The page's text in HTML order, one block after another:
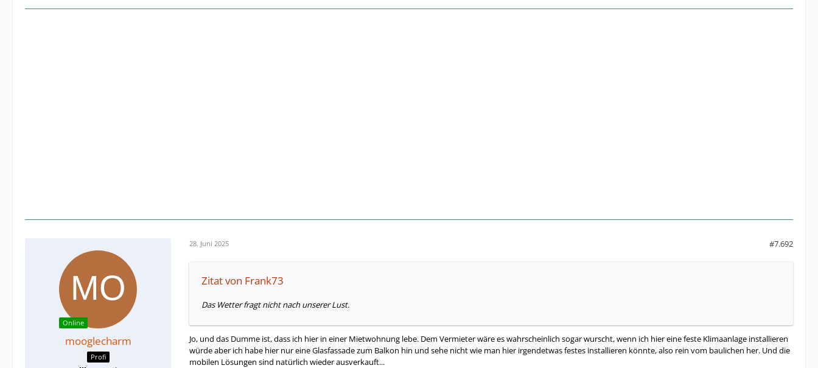
Online
mooglecharm
Profi
28. Juni 2025 #7.692
Zitat von Frank73
Das Wetter fragt nicht nach unserer Lust.
Jo, und das Dumme ist, dass ich hier in einer Mietwohnung lebe. Dem Vermieter wäre es wahrscheinlich sogar wurscht, wenn ich hier eine feste Klimaanlage installieren
würde aber ich habe hier nur eine Glasfassade zum Balkon hin und sehe nicht wie man hier irgendetwas festes installieren könnte, also rein vom baulichen her. Und die
mobilen Lösungen sind natürlich wieder ausverkauft...